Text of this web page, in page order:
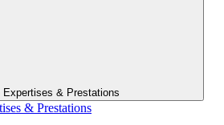
Expertises & Prestations
& Prestations